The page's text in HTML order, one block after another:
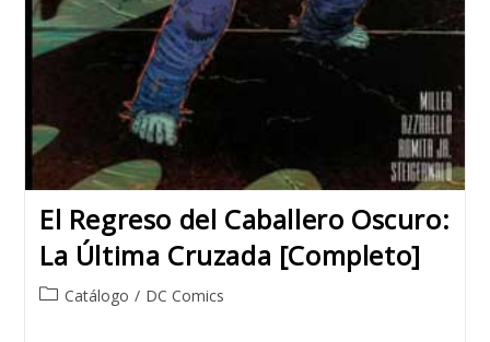
El Regreso del Caballero Oscuro:
La Última Cruzada [Completo]
PostCatálogo / DC Comics